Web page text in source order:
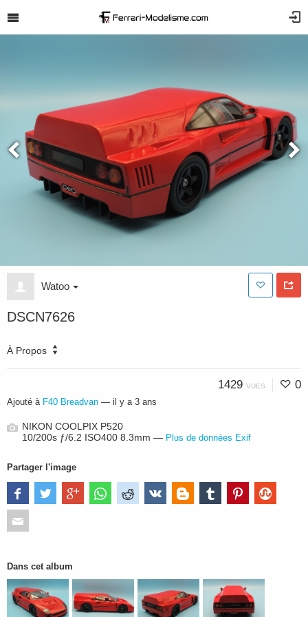
Watoo
DSCN7626
À Propos
1429 VUES 0
Ajouté à F40 Breadvan — il y a 3 ans
NIKON COOLPIX P520
10/200s ƒ/6.2 ISO400 8.3mm — Plus de données Exif
Partager l'image
Dans cet album